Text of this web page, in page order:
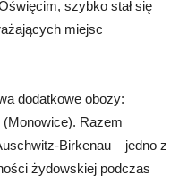
szybko stał się
miejsc
dodatkowe obozy:
Razem
Birkenau – jedno z
żydowskiej podczas